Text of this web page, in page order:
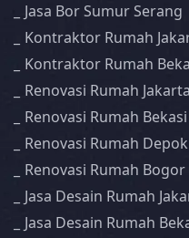
Jasa Bor Sumur Serang
Kontraktor Rumah
Kontraktor Rumah
Renovasi Rumah Jakarta
Renovasi Rumah Bekasi
Renovasi Rumah Depok
Renovasi Rumah Bogor
Jasa Desain Rumah
Jasa Desain Rumah